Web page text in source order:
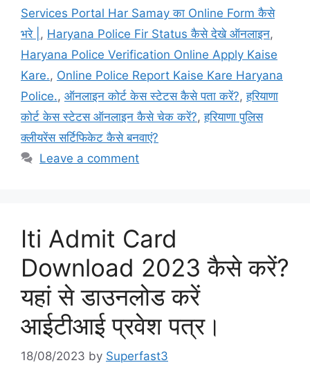
Services Portal Har Samay का Online Form कैसे
भरे | , Haryana Police Fir Status कैसे देखे ऑनलाइन,
Haryana Police Verification Online Apply Kaise
Kare., Online Police Report Kaise Kare Haryana
Police., ऑनलाइन कोर्ट केस स्टेटस कैसे पता करें?,हरियाणा
कोर्ट केस स्टेटस ऑनलाइन कैसे चेक करें?,हरियाणा पुलिस
क्लीयरेंस सर्टिफिकेट कैसे बनवाएं?
Leave a comment
Iti Admit Card
Download 2023 कैसे करें?
यहां से डाउनलोड करें
आईटीआई प्रवेश पत्र।
18/08/2023 by Superfast3